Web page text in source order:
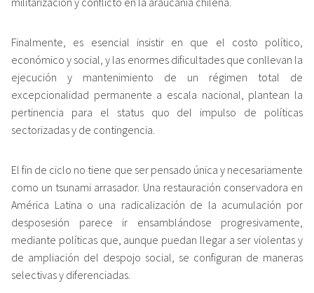
Finalmente, es esencial insistir en que el costo político,
económico y social, y las enormes dificultades que conllevan la
ejecución y mantenimiento de un régimen total de
excepcionalidad permanente a escala nacional, plantean la
pertinencia para el status quo del impulso de políticas
sectorizadas y de contingencia.
El fin de ciclo no tiene que ser pensado única y necesariamente
como un tsunami arrasador. Una restauración conservadora en
América Latina o una radicalización de la acumulación por
desposesión parece ir ensamblándose progresivamente,
mediante políticas que, aunque puedan llegar a ser violentas y
de ampliación del despojo social, se configuran de maneras
selectivas y diferenciadas.